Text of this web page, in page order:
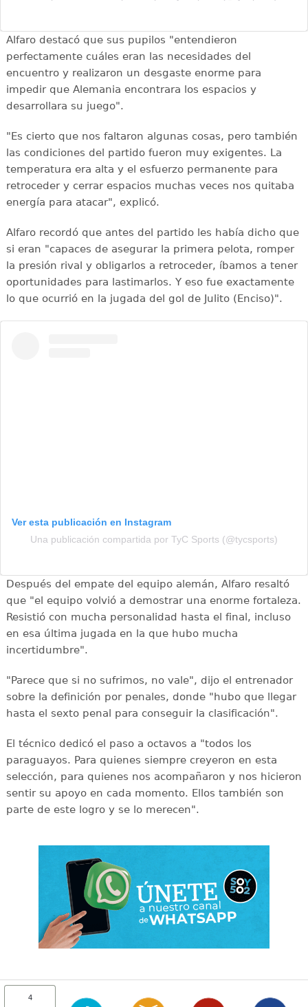
Alfaro destacó que sus pupilos "entendieron
perfectamente cuáles eran las necesidades del
encuentro y realizaron un desgaste enorme para
impedir que Alemania encontrara los espacios y
desarrollara su juego".
"Es cierto que nos faltaron algunas cosas, pero también
las condiciones del partido fueron muy exigentes. La
temperatura era alta y el esfuerzo permanente para
retroceder y cerrar espacios muchas veces nos quitaba
energía para atacar", explicó.
Alfaro recordó que antes del partido les había dicho que
si eran "capaces de asegurar la primera pelota, romper
la presión rival y obligarlos a retroceder, íbamos a tener
oportunidades para lastimarlos. Y eso fue exactamente
lo que ocurrió en la jugada del gol de Julito (Enciso)".
Ver esta publicación en Instagram
Una publicación compartida por TyC Sports (@tycsports)
Después del empate del equipo alemán, Alfaro resaltó
que "el equipo volvió a demostrar una enorme fortaleza.
Resistió con mucha personalidad hasta el final, incluso
en esa última jugada en la que hubo mucha
incertidumbre".
"Parece que si no sufrimos, no vale", dijo el entrenador
sobre la definición por penales, donde "hubo que llegar
hasta el sexto penal para conseguir la clasificación".
El técnico dedicó el paso a octavos a "todos los
paraguayos. Para quienes siempre creyeron en esta
selección, para quienes nos acompañaron y nos hicieron
sentir su apoyo en cada momento. Ellos también son
parte de este logro y se lo merecen".
4